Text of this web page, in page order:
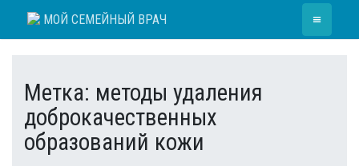
МОЙ СЕМЕЙНЫЙ ВРАЧ ≡
Метка: методы удаления
доброкачественных
образований кожи